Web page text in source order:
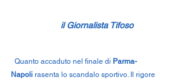
il Giornalista Tifoso
Quanto accaduto nel finale di Parma-
Napoli rasenta lo scandalo sportivo. Il rigore